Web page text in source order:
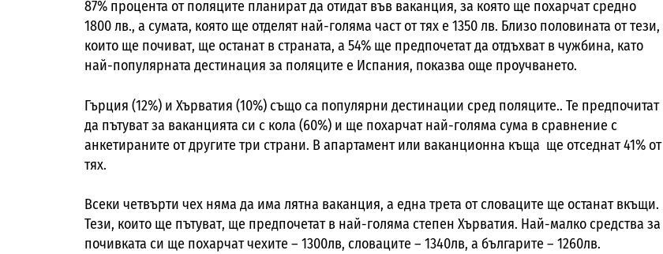
87% процента от поляците планират да отидат във ваканция, за която ще похарчат средно
1800 лв., а сумата, която ще отделят най-голяма част от тях е 1350 лв. Близо половината от тези,
които ще почиват, ще останат в страната, а 54% ще предпочетат да отдъхват в чужбина, като
най-популярната дестинация за поляците е Испания, показва още проучването.
Гърция (12%) и Хърватия (10%) също са популярни дестинации сред поляците.. Те предпочитат
да пътуват за ваканцията си с кола (60%) и ще похарчат най-голяма сума в сравнение с
анкетираните от другите три страни. В апартамент или ваканционна къща ще отседнат 41% от
тях.
Всеки четвърти чех няма да има лятна ваканция, а една трета от словаците ще останат вкъщи.
Тези, които ще пътуват, ще предпочетат в най-голяма степен Хърватия. Най-малко средства за
почивката си ще похарчат чехите – 1300лв, словаците – 1340лв, а българите – 1260лв.